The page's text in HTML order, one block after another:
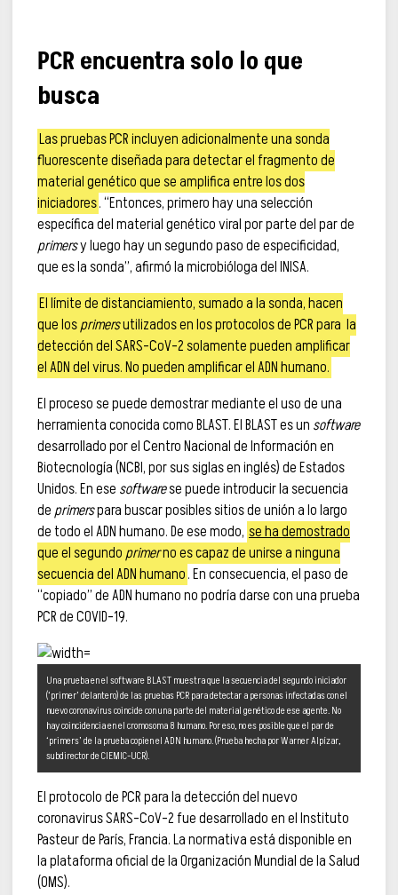
PCR encuentra solo lo que
busca
Las pruebas PCR incluyen adicionalmente una sonda
fluorescente diseñada para detectar el fragmento de
material genético que se amplifica entre los dos
iniciadores. “Entonces, primero hay una selección
específica del material genético viral por parte del par de
primersy luego hay un segundo paso de especificidad,
que es la sonda”, afirmó la microbióloga del INISA.
El límite de distanciamiento, sumado a la sonda, hacen
que losprimersutilizados en los protocolos de PCR para la
detección del SARS-CoV-2 solamente pueden amplificar
el ADN del virus. No pueden amplificar el ADN humano.
El proceso se puede demostrar mediante el uso de una
herramienta conocida como BLAST. El BLAST es un software
desarrollado por el Centro Nacional de Información en
Biotecnología (NCBI, por sus siglas en inglés) de Estados
Unidos. En ese softwarese puede introducir la secuencia
deprimerspara buscar posibles sitios de unión a lo largo
de todo el ADN humano. De ese modo, se ha demostrado
que el segundoprimerno es capaz de unirse a ninguna
secuencia del ADN humano. En consecuencia, el paso de
“copiado” de ADN humano no podría darse con una prueba
PCR de COVID-19.
Una prueba en el software BLAST muestra que la secuencia del segundo iniciador
(‘primer’ delantero) de las pruebas PCR para detectar a personas infectadas con el
nuevo coronavirus coincide con una parte del material genético de ese agente. No
hay coincidencia en el cromosoma 8 humano. Por eso, no es posible que el par de
‘primers’ de la prueba copien el ADN humano. (Prueba hecha por Warner Alpízar,
subdirector de CIEMIC-UCR).
El protocolo de PCR para la detección del nuevo
coronavirus SARS-CoV-2 fue desarrollado en el Instituto
Pasteur de París, Francia. La normativa está disponible en
la plataforma oficial de la Organización Mundial de la Salud
(OMS).